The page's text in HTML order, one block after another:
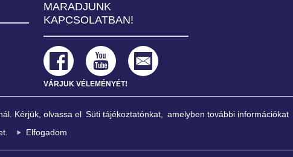
Kérjük, olvassa el Süti tájékoztatónkat,
amelyben további információkat
Elfogadom
MARADJUNK
KAPCSOLATBAN!
VÁRJUK VÉLEMÉNYÉT!